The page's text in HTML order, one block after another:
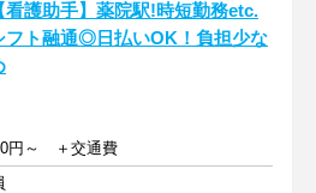
看護助手】薬院駅!時短勤務etc.
フト融通◎日払いOK！負担少な
円～ ＋交通費